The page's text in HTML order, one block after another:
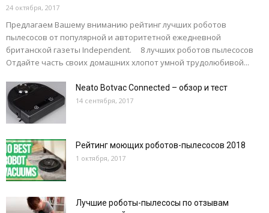
24 октября, 2017
Предлагаем Вашему вниманию рейтинг лучших роботов
пылесосов от популярной и авторитетной ежедневной
британской газеты Independent. 8 лучших роботов пылесосов
Отдайте часть своих домашних хлопот умной трудолюбивой...
Neato Botvac Connected – обзор и тест
14 сентября, 2017
Рейтинг моющих роботов-пылесосов 2018
1 октября, 2017
Лучшие роботы-пылесосы по отзывам